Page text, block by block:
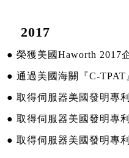
2017
● 榮獲美國Haworth 2017
● 通過美國海關『C-TPAT
● 取得伺服器美國發明專
● 取得伺服器美國發明專
● 取得伺服器美國發明專